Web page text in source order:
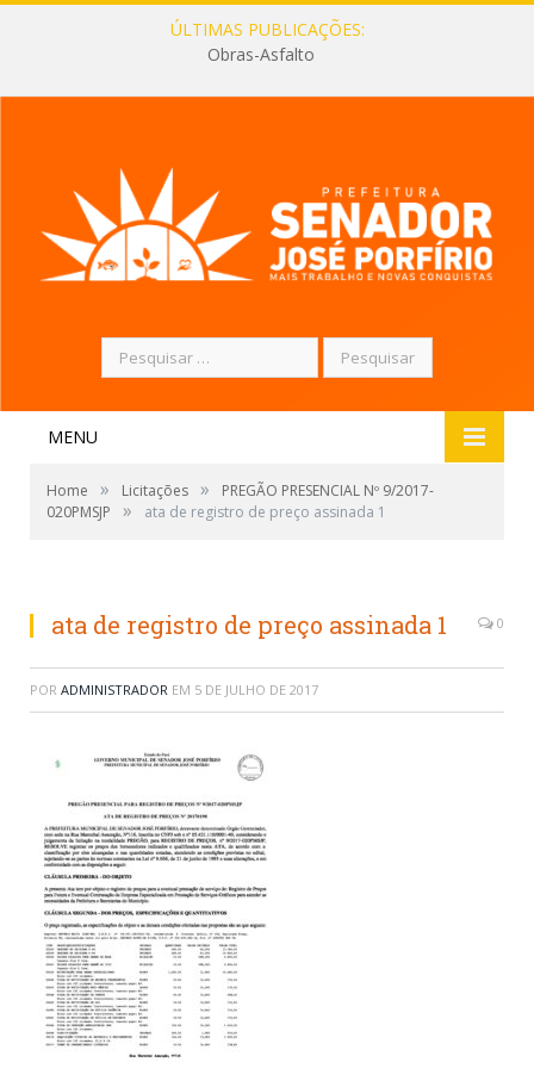
ÚLTIMAS PUBLICAÇÕES:
Obras-Asfalto
Pesquisar
por:
MENU
Home » Licitações »
PREGÃO PRESENCIAL Nº 9/2017-
020PMSJP
» ata de registro de preço assinada 1
ata de registro de preço assinada 1 0
POR ADMINISTRADOR EM 5 DE JULHO DE 2017